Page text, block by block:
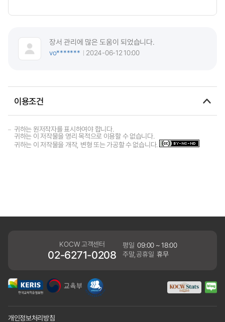
장서 관리에 많은 도움이 되었습니다.
vo*******
2024-06-12 10:00
이용조건
귀하는 원저작자를 표시하여야 합니다.
귀하는 이 저작물을 영리 목적으로 이용할 수 없습니다.
귀하는 이 저작물을 개작, 변형 또는 가공할 수 없습니다.
KOCW 고객센터
02-6271-0208
평일 09:00 ~ 18:00
주말,공휴일 휴무
개인정보처리방침